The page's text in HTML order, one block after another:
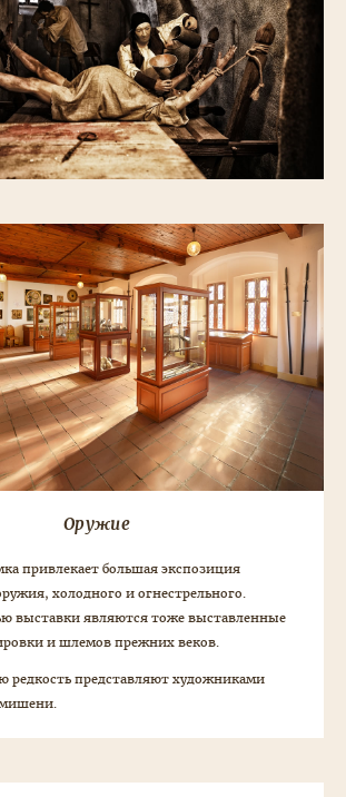
Оружие
привлекает большая экспозиция
холодного и огнестрельного.
выставки являются тоже выставленные
и шлемов прежних веков.
редкость представляют художниками